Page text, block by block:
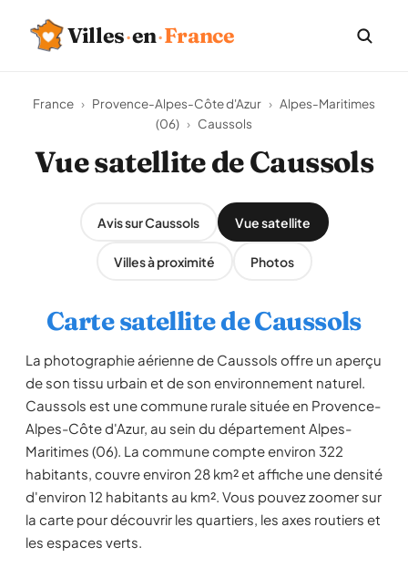
Villes·en·France
France › Provence-Alpes-Côte d'Azur › Alpes-Maritimes
(06) › Caussols
Vue satellite de Caussols
Avis sur Caussols Vue satellite
Villes à proximité Photos
Carte satellite de Caussols
La photographie aérienne de Caussols offre un aperçu
de son tissu urbain et de son environnement naturel.
Caussols est une commune rurale située en Provence-
Alpes-Côte d'Azur, au sein du département Alpes-
Maritimes (06). La commune compte environ 322
habitants, couvre environ 28 km² et affiche une densité
d'environ 12 habitants au km². Vous pouvez zoomer sur
la carte pour découvrir les quartiers, les axes routiers et
les espaces verts.